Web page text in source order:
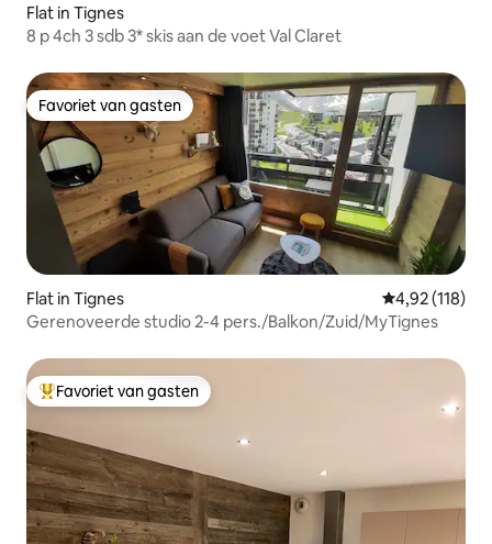
Flat in Tignes
8 p 4ch 3 sdb 3* skis aan de voet Val Claret
Favoriet van gasten
Favoriet van gasten
Flat in Tignes Gemiddelde
4,92 (118)
Gerenoveerde studio 2-4 pers./Balkon/Zuid/MyTignes
Topfavoriet van gasten
Favoriet van gasten